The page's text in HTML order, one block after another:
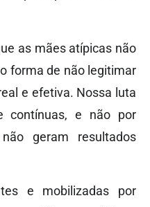
as mães atípicas não
forma de não legitimar
e efetiva. Nossa luta
contínuas, e não por
geram resultados
e mobilizadas por